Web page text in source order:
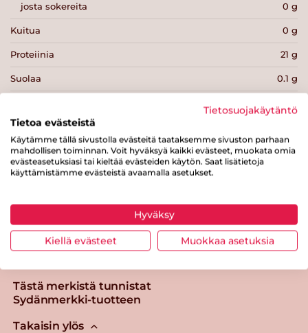
josta sokereita 0 g
Kuitua 0 g
Proteiinia 21 g
Suolaa 0.1 g
Tulosta sivu Jaa tuote
Tästä merkistä tunnistat
Sydänmerkki-tuotteen
Takaisin ylös
Tietosuojakäytäntö
Tietoa evästeistä
Käytämme tällä sivustolla evästeitä taataksemme sivuston parhaan
mahdollisen toiminnan. Voit hyväksyä kaikki evästeet, muokata omia
evästeasetuksiasi tai kieltää evästeiden käytön. Saat lisätietoja
käyttämistämme evästeistä avaamalla asetukset.
Hyväksy
Kiellä evästeet Muokkaa asetuksia